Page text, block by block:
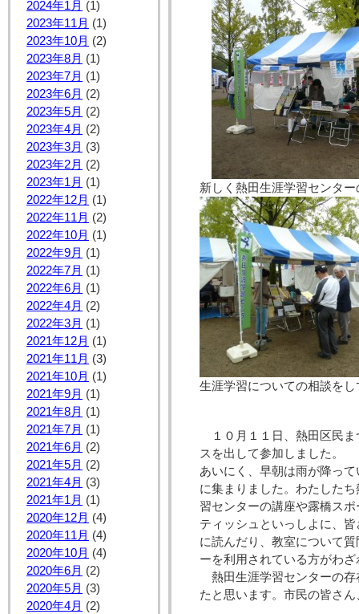
2024年1月 (1)
2023年11月 (1)
2023年10月 (2)
2023年8月 (1)
2023年7月 (1)
2023年6月 (2)
2023年5月 (2)
2023年4月 (2)
2023年3月 (3)
2023年2月 (2)
2023年1月 (1)
2022年12月 (1)
2022年11月 (2)
2022年10月 (1)
2022年9月 (1)
2022年7月 (1)
2022年6月 (1)
2022年4月 (2)
2022年3月 (1)
2021年12月 (1)
2021年11月 (3)
2021年10月 (1)
2021年9月 (1)
2021年8月 (1)
2021年7月 (1)
2021年6月 (2)
2021年5月 (2)
2021年4月 (3)
2021年1月 (1)
2020年12月 (4)
2020年11月 (4)
2020年10月 (4)
2020年6月 (2)
2020年5月 (3)
2020年4月 (2)
新しく熱田生涯学習センタ
生涯学習についての相談を
１０月１１日、熱田区民
スを出して参加しました。
あいにく、早朝は雨が降っ
に集まりました。わたした
習センターの講座や露橋ス
ティッシュといっしよに、
に読んだり、教室について
ーを利用されている方がわ
熱田生涯学習センターの存
たと思います。市民の皆さ